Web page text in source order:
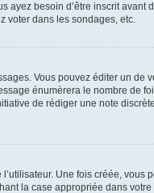
besoin d’être inscrit
voter dans les sondages, etc.
Vous pouvez éditer un
énumèrera le nombre de
de rédiger une note
Une fois créée, vous
la case appropriée dans